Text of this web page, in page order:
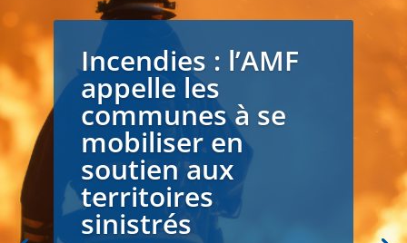
Incendies : l’AMF
appelle les
communes à se
mobiliser en
soutien aux
territoires
sinistrés